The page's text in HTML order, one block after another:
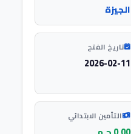
الجيزة
تاريخ الفتح
2026-02-11
التأمين الابتدائي